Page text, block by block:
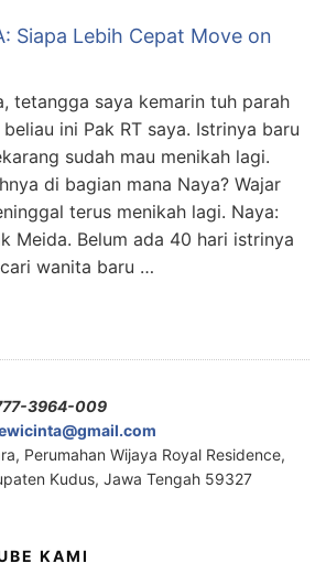
Siapa Lebih Cepat Move on
tetangga saya kemarin tuh parah
ini Pak RT saya. Istrinya baru
sudah mau menikah lagi.
di bagian mana Naya? Wajar
terus menikah lagi. Naya:
Meida. Belum ada 40 hari istrinya
wanita baru …
3964-009
Perumahan Wijaya Royal Residence,
Kudus, Jawa Tengah 59327
KAMI